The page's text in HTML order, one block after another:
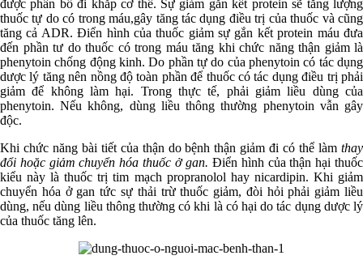
được phân bố đi khắp cơ thể. Sự giảm gắn kết protein sẽ tăng lượng
thuốc tự do có trong máu,gây tăng tác dụng điều trị của thuốc và cũng
tăng cả ADR. Điển hình của thuốc giảm sự gắn kết protein máu đưa
đến phần tư do thuốc có trong máu tăng khi chức năng thận giảm là
phenytoin chống động kinh. Do phần tự do của phenytoin có tác dụng
dược lý tăng nên nồng độ toàn phần để thuốc có tác dụng điều trị phải
giảm để không làm hại. Trong thực tế, phải giảm liều dùng của
phenytoin. Nếu không, dùng liều thông thường phenytoin vẫn gây
độc.
Khi chức năng bài tiết của thận do bệnh thận giảm đi có thể làm thay
đổi hoặc giảm chuyển hóa thuốc ở gan.Điển hình của thận hại thuốc
kiểu này là thuốc trị tim mạch propranolol hay nicardipin. Khi giảm
chuyển hóa ở gan tức sự thải trừ thuốc giảm, đòi hỏi phải giảm liều
dùng, nếu dùng liều thông thường có khi là có hại do tác dụng dược lý
của thuốc tăng lên.